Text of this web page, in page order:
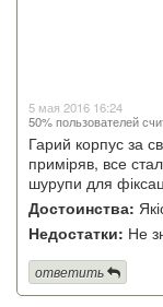
5 мая 2016 16:24
50% пользователей
Гарий корпус за
приміряв, все
шурупи для
Достоинства:
Недостатки: Не
ответить